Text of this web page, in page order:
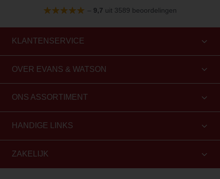
– 9,7 uit 3589 beoordelingen
KLANTENSERVICE
OVER EVANS & WATSON
ONS ASSORTIMENT
HANDIGE LINKS
ZAKELIJK